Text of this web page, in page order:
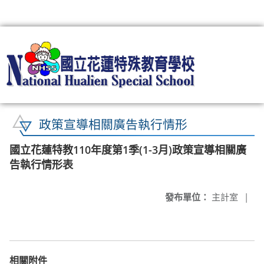
政策宣導相關廣告執行情形
國立花蓮特教110年度第1季(1-3月)政策宣導相關廣
告執行情形表
發布單位： 主計室 |
相關附件